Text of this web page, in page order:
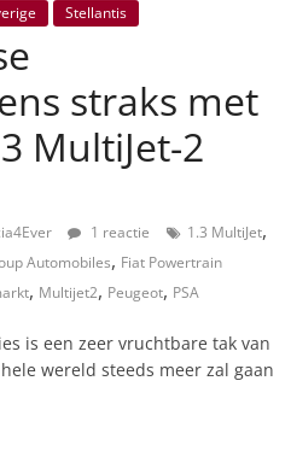
Stellantis
straks met
MultiJet-2
1 reactie 1.3 MultiJet,
Automobiles, Fiat Powertrain
, Multijet2, Peugeot, PSA
is een zeer vruchtbare tak van
wereld steeds meer zal gaan